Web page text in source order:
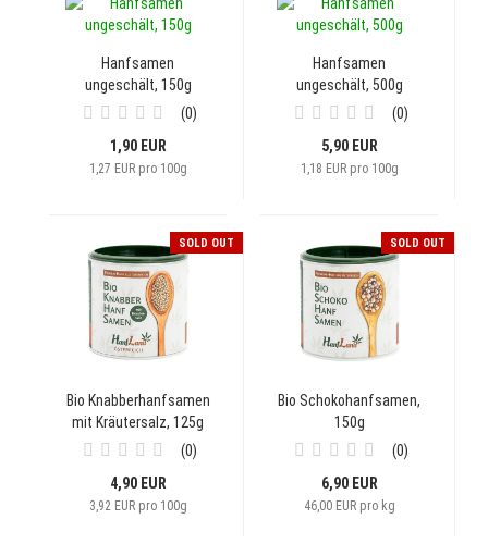
Hanfsamen
ungeschält, 150g
0
1,90 EUR
1,27 EUR pro 100g
Hanfsamen
ungeschält, 500g
0
5,90 EUR
1,18 EUR pro 100g
SOLD OUT
Bio Knabberhanfsamen
mit Kräutersalz, 125g
0
4,90 EUR
3,92 EUR pro 100g
SOLD OUT
Bio Schokohanfsamen,
150g
0
6,90 EUR
46,00 EUR pro kg